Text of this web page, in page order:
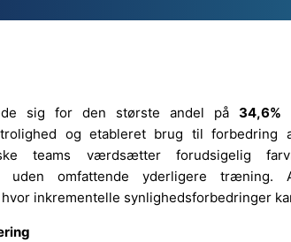
sig for den største andel på 34,6%
og etableret brug til forbedring
teams værdsætter forudsigelig
uden omfattende yderligere
inkrementelle synlighedsforbedringer